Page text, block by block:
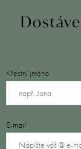
Křestní jméno
E-mail